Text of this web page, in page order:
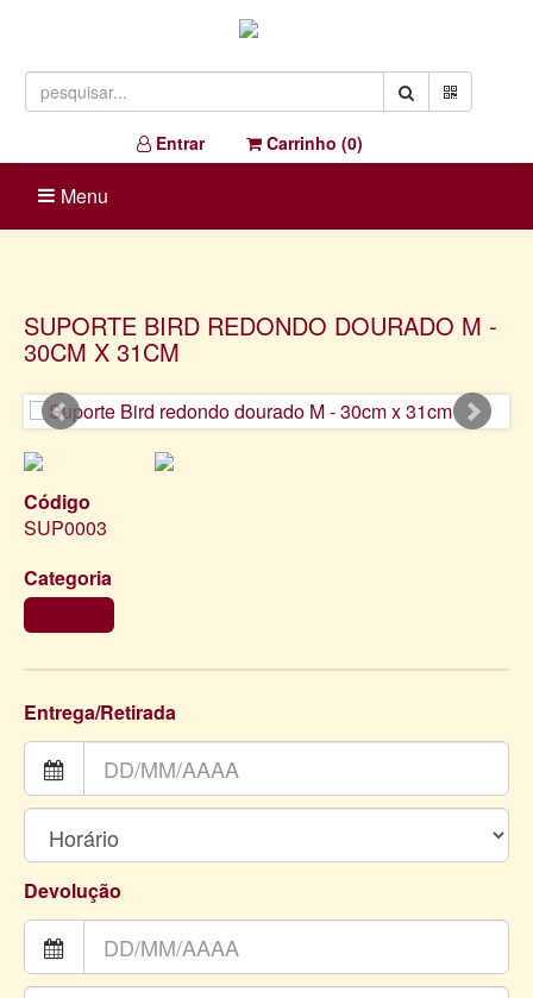
Entrar Carrinho (0)
Menu
SUPORTE BIRD REDONDO DOURADO M -
30CM X 31CM
Código
SUP0003
Categoria
Entrega/Retirada
Devolução